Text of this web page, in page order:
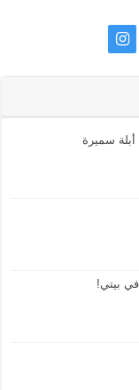
أبلة سميرة
بيتي!